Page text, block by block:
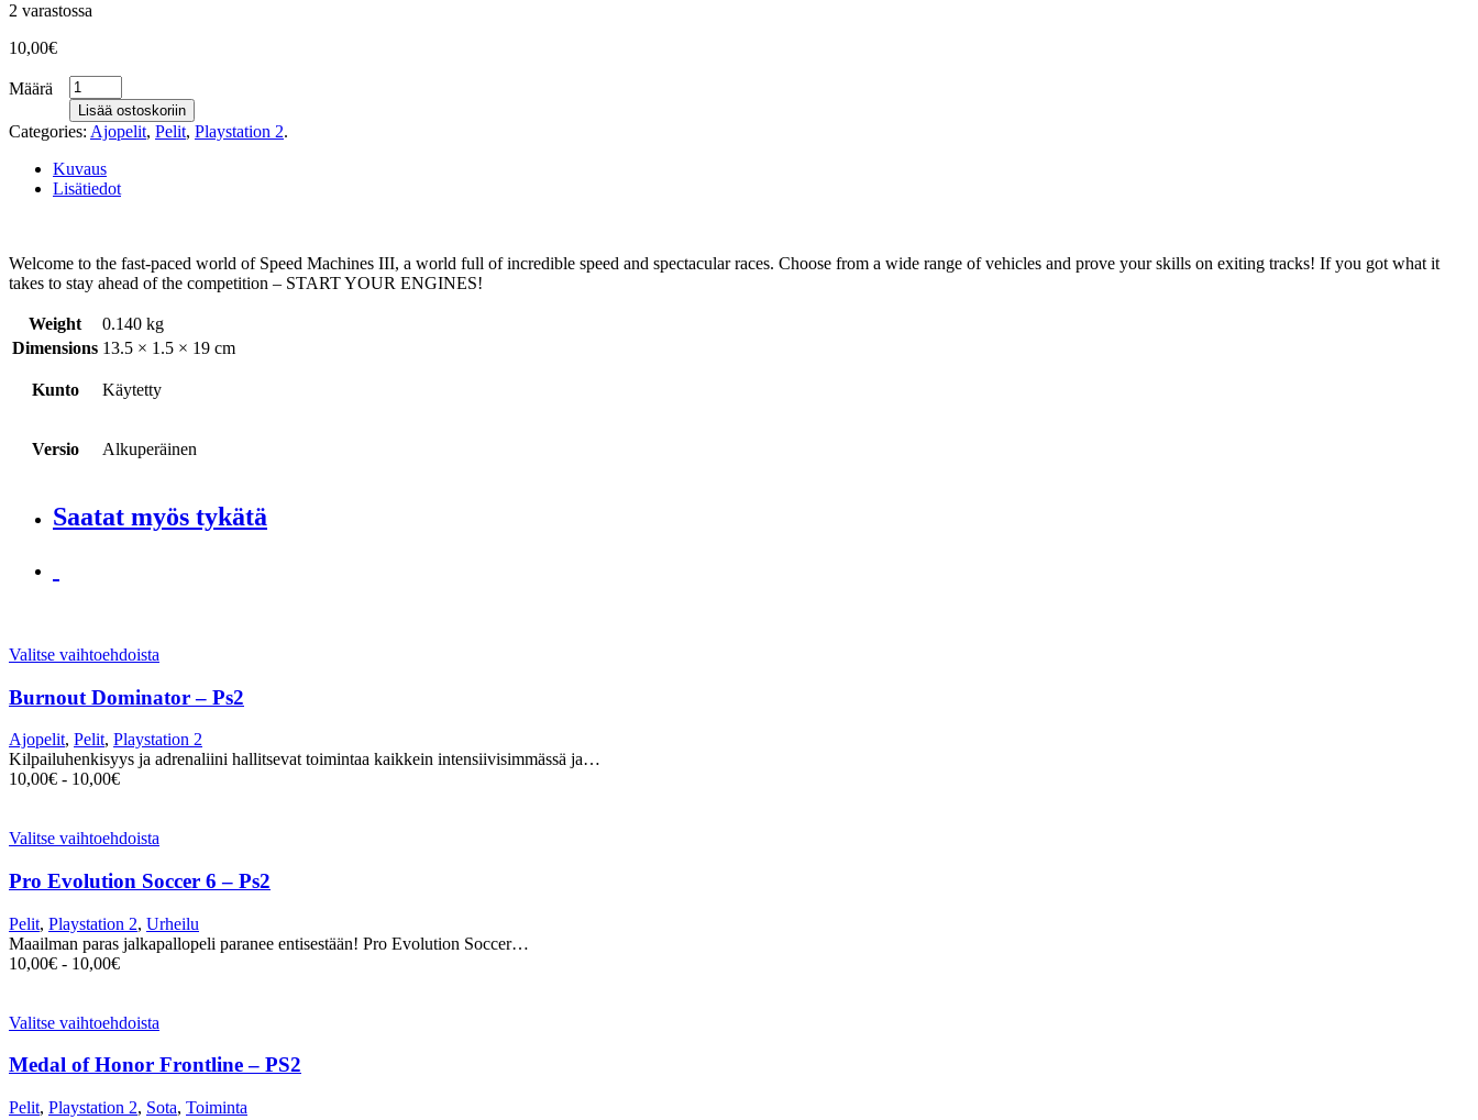
2 varastossa
10,00€
Määrä
Lisää ostoskoriin
Categories: Ajopelit, Pelit, Playstation 2.
Kuvaus
Lisätiedot
Welcome to the fast-paced world of Speed Machines III, a world full of incredible speed and spectacular races. Choose from a wide range of vehicles and prove your skills on exiting tracks! If you got what it
takes to stay ahead of the competition – START YOUR ENGINES!
Weight
0.140 kg
Dimensions 13.5 × 1.5 × 19 cm
Kunto Käytetty
Versio Alkuperäinen
Saatat myös tykätä
Valitse vaihtoehdoista
Burnout Dominator – Ps2
Ajopelit, Pelit, Playstation 2
Kilpailuhenkisyys ja adrenaliini hallitsevat toimintaa kaikkein intensiivisimmässä ja…
10,00€ - 10,00€
Valitse vaihtoehdoista
Pro Evolution Soccer 6 – Ps2
Pelit, Playstation 2, Urheilu
Maailman paras jalkapallopeli paranee entisestään! Pro Evolution Soccer…
10,00€ - 10,00€
Valitse vaihtoehdoista
Medal of Honor Frontline – PS2
Pelit, Playstation 2, Sota, Toiminta